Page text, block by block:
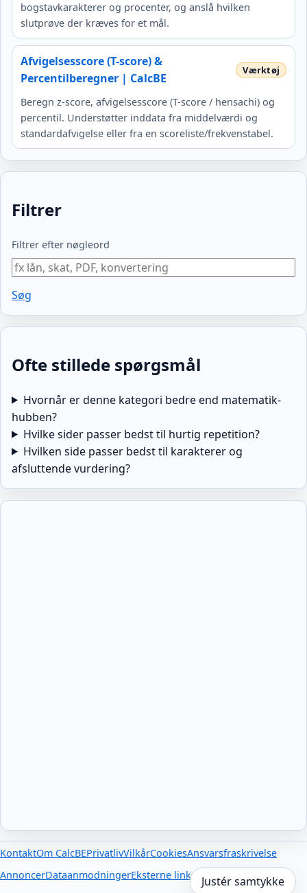
bogstavkarakterer og procenter, og anslå hvilken
slutprøve der kræves for et mål.
Afvigelsesscore (T-score) &
Percentilberegner | CalcBE
Beregn z-score, afvigelsesscore (T-score / hensachi) og
percentil. Understøtter inddata fra middelværdi og
standardafvigelse eller fra en scoreliste/frekvenstabel.
Filtrer
Filtrer efter nøgleord
Søg
Ofte stillede spørgsmål
Hvornår er denne kategori bedre end matematik-
hubben?
Hvilke sider passer bedst til hurtig repetition?
Hvilken side passer bedst til karakterer og
afsluttende vurdering?
KontaktOm CalcBEPrivatlivVilkårCookiesAnsvarsfraskrivelse
AnnoncerDataanmodningerEksterne links Justér samtykke